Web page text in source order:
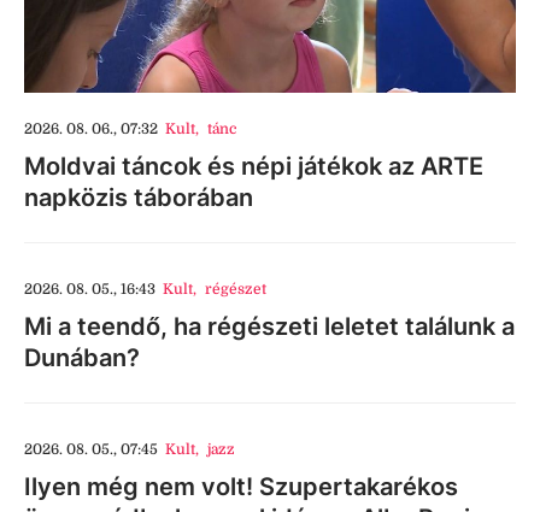
2026. 08. 06., 07:32 Kult, tánc
Moldvai táncok és népi játékok az ARTE
napközis táborában
2026. 08. 05., 16:43 Kult, régészet
Mi a teendő, ha régészeti leletet találunk a
Dunában?
2026. 08. 05., 07:45 Kult, jazz
Ilyen még nem volt! Szupertakarékos